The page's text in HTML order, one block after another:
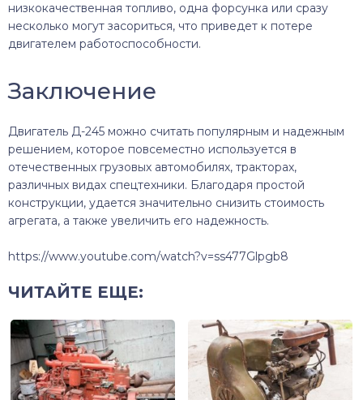
низкокачественная топливо, одна форсунка или сразу
несколько могут засориться, что приведет к потере
двигателем работоспособности.
Заключение
Двигатель Д-245 можно считать популярным и надежным
решением, которое повсеместно используется в
отечественных грузовых автомобилях, тракторах,
различных видах спецтехники. Благодаря простой
конструкции, удается значительно снизить стоимость
агрегата, а также увеличить его надежность.
https://www.youtube.com/watch?v=ss477Glpgb8
ЧИТАЙТЕ ЕЩЕ: